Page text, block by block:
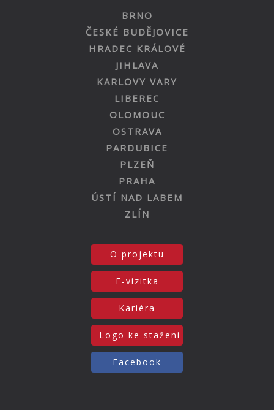
BRNO
ČESKÉ BUDĚJOVICE
HRADEC KRÁLOVÉ
JIHLAVA
KARLOVY VARY
LIBEREC
OLOMOUC
OSTRAVA
PARDUBICE
PLZEŇ
PRAHA
ÚSTÍ NAD LABEM
ZLÍN
O projektu
E-vizitka
Kariéra
Logo ke stažení
Facebook